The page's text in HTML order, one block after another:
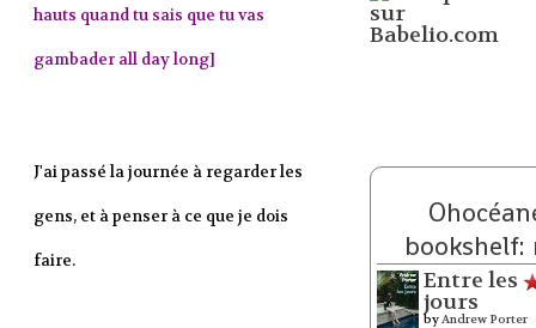
hauts quand tu sais que tu vas
gambader all day long]
J'ai passé la journée à regarder les
gens, et à penser à ce que je dois
faire.
bookshelf:
Entre les
jours
byAndrew Porter